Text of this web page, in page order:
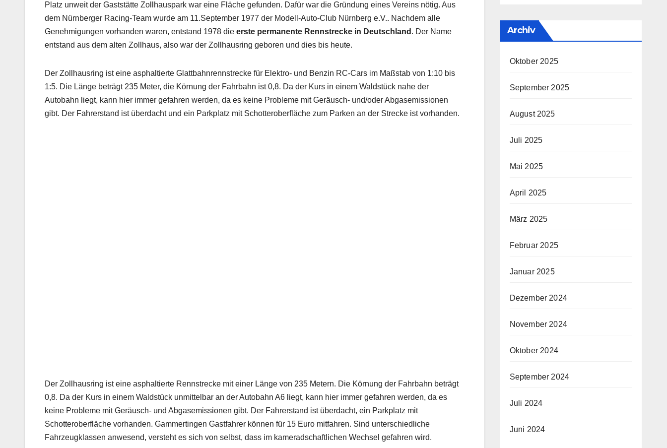
Platz unweit der Gaststätte Zollhauspark war eine Fläche gefunden. Dafür war die Gründung eines Vereins nötig. Aus
dem Nürnberger Racing-Team wurde am 11.September 1977 der Modell-Auto-Club Nürnberg e.V.. Nachdem alle
Genehmigungen vorhanden waren, entstand 1978 die erste permanente Rennstrecke in Deutschland . Der Name
entstand aus dem alten Zollhaus, also war der Zollhausring geboren und dies bis heute.
Der Zollhausring ist eine asphaltierte Glattbahnrennstrecke für Elektro- und Benzin RC-Cars im Maßstab von 1:10 bis
1:5. Die Länge beträgt 235 Meter, die Körnung der Fahrbahn ist 0,8. Da der Kurs in einem Waldstück nahe der
Autobahn liegt, kann hier immer gefahren werden, da es keine Probleme mit Geräusch- und/oder Abgasemissionen
gibt. Der Fahrerstand ist überdacht und ein Parkplatz mit Schotteroberfläche zum Parken an der Strecke ist vorhanden.
Der Zollhausring ist eine asphaltierte Rennstrecke mit einer Länge von 235 Metern. Die Körnung der Fahrbahn beträgt
0,8. Da der Kurs in einem Waldstück unmittelbar an der Autobahn A6 liegt, kann hier immer gefahren werden, da es
keine Probleme mit Geräusch- und Abgasemissionen gibt. Der Fahrerstand ist überdacht, ein Parkplatz mit
Schotteroberfläche vorhanden. Gammertingen Gastfahrer können für 15 Euro mitfahren. Sind unterschiedliche
Fahrzeugklassen anwesend, versteht es sich von selbst, dass im kameradschaftlichen Wechsel gefahren wird.
Archiv
Oktober 2025
September 2025
August 2025
Juli 2025
Mai 2025
April 2025
März 2025
Februar 2025
Januar 2025
Dezember 2024
November 2024
Oktober 2024
September 2024
Juli 2024
Juni 2024